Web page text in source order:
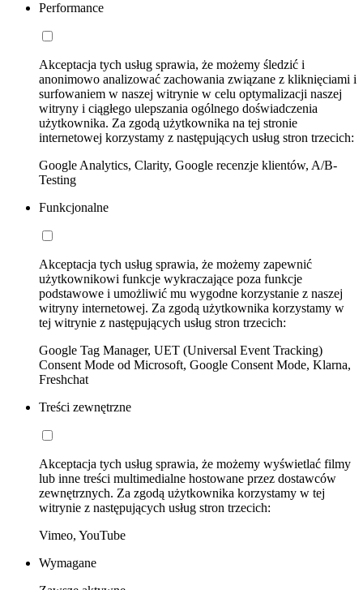
Performance
Akceptacja tych usług sprawia, że możemy śledzić i
anonimowo analizować zachowania związane z kliknięciami i
surfowaniem w naszej witrynie w celu optymalizacji naszej
witryny i ciągłego ulepszania ogólnego doświadczenia
użytkownika. Za zgodą użytkownika na tej stronie
internetowej korzystamy z następujących usług stron trzecich:
Google Analytics, Clarity, Google recenzje klientów, A/B-
Testing
Funkcjonalne
Akceptacja tych usług sprawia, że możemy zapewnić
użytkownikowi funkcje wykraczające poza funkcje
podstawowe i umożliwić mu wygodne korzystanie z naszej
witryny internetowej. Za zgodą użytkownika korzystamy w
tej witrynie z następujących usług stron trzecich:
Google Tag Manager, UET (Universal Event Tracking)
Consent Mode od Microsoft, Google Consent Mode, Klarna,
Freshchat
Treści zewnętrzne
Akceptacja tych usług sprawia, że możemy wyświetlać filmy
lub inne treści multimedialne hostowane przez dostawców
zewnętrznych. Za zgodą użytkownika korzystamy w tej
witrynie z następujących usług stron trzecich:
Vimeo, YouTube
Wymagane